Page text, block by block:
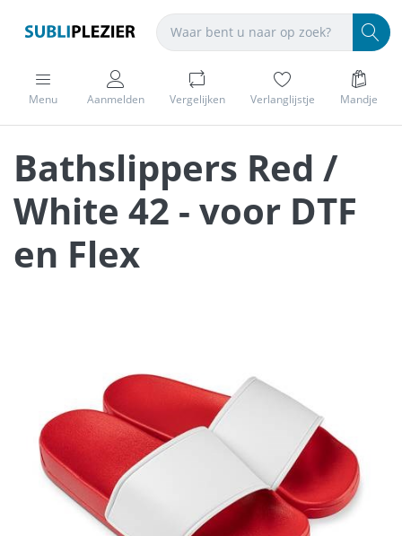
Menu Aanmelden Vergelijken Verlanglijstje Mandje
Bathslippers Red /
White 42 - voor DTF
en Flex